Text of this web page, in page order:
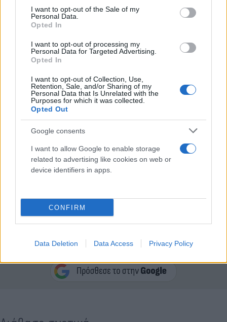
consent section.
I want to opt-out of the Sale of my
Personal Data.
Opted In
I want to opt-out of processing my
Personal Data for Targeted Advertising.
Opted In
I want to opt-out of Collection, Use,
Retention, Sale, and/or Sharing of my
Personal Data that Is Unrelated with the
Purposes for which it was collected.
Opted Out
Google consents
I want to allow Google to enable storage
related to advertising like cookies on web or
device identifiers in apps.
CONFIRM
Data Deletion Data Access Privacy Policy
Κάνε κλικ και δες περισσότερο